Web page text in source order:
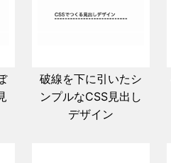
破線を下に引いたシ
ンプルなCSS見出し
デザイン